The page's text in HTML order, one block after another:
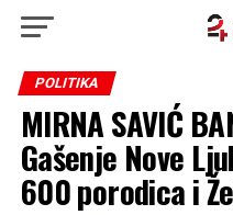
POLITIKA
MIRNA SAVIĆ
Gašenje Nove
600 porodica i